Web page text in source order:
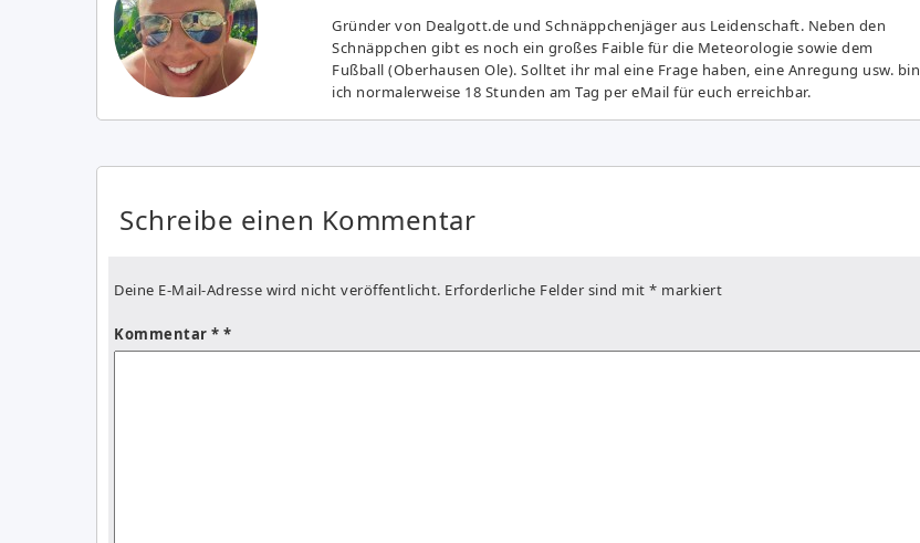
Gründer von Dealgott.de und Schnäppchenjäger aus Leidenschaft. Neben den
Schnäppchen gibt es noch ein großes Fai­ble für die Meteorologie sowie dem
Fußball (Oberhausen Ole). Solltet ihr mal eine Frage haben, eine Anregung usw. bin
ich normalerweise 18 Stunden am Tag per eMail für euch erreichbar.
Schreibe einen Kommentar
Deine E-Mail-Adresse wird nicht veröffentlicht. Erforderliche Felder sind mit * markiert
Kommentar *